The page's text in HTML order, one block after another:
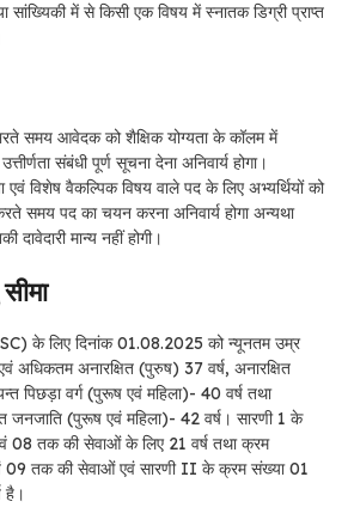
सांख्यिकी में से किसी एक विषय में स्नातक डिग्री प्राप्त
समय आवेदक को शैक्षिक योग्यता के कॉलम में
संबंधी पूर्ण सूचना देना अनिवार्य होगा।
एवं विशेष वैकल्पिक विषय वाले पद के लिए अभ्यर्थियों को
समय पद का चयन करना अनिवार्य होगा अन्यथा
मान्य नहीं होगी।
के लिएदिनांक 01.08.2025 को न्यूनतम उम्र
अधिकतम अनारक्षित (पुरुष) 37 वर्ष, अनारक्षित
पिछड़ा वर्ग (पुरूष एवं महिला)- 40 वर्ष तथा
(पुरूष एवं महिला)- 42 वर्ष। सारणी 1 के
तक की सेवाओं के लिए 21 वर्ष तथा क्रम
तक की सेवाओं एवं सारणी II के क्रम संख्या 01
है।